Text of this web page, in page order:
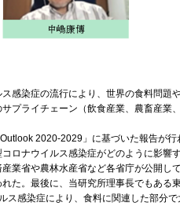
感染症の流行により、世界の食料問題
プライチェーン（飲食産業、農畜産業
2020-2029」に基づいた報告が行
ロナウイルス感染症がどのように影響
業省や農林水産省など各省庁が公開し
た。最後に、当研究所理事長でもある
ス感染症により、食料に関連した部分で